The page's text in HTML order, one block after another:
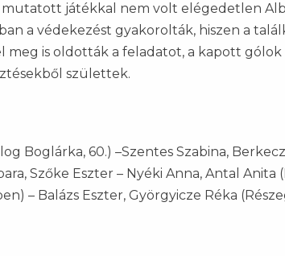
mutatott játékkal nem volt elégedetlen
a védekezést gyakorolták, hiszen a
meg is oldották a feladatot, a kapott gólok
születtek.
Boglárka, 60.) –Szentes Szabina,
Szőke Eszter – Nyéki Anna, Antal Anita
– Balázs Eszter, Györgyicze Réka